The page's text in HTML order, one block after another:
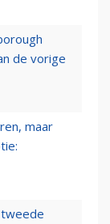
de vorige
maar